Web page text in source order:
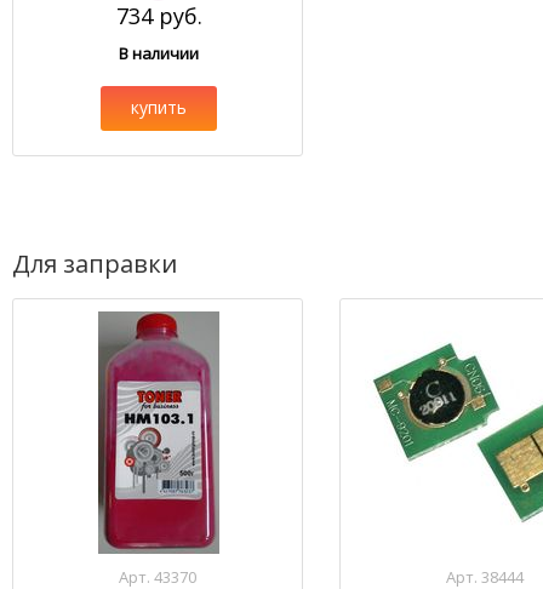
734 руб.
В наличии
купить
Для заправки
Арт. 43370
Арт. 38444